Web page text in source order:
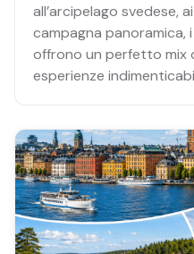
all’arcipelago svedese,
campagna panoramica,
offrono un perfetto mix
esperienze